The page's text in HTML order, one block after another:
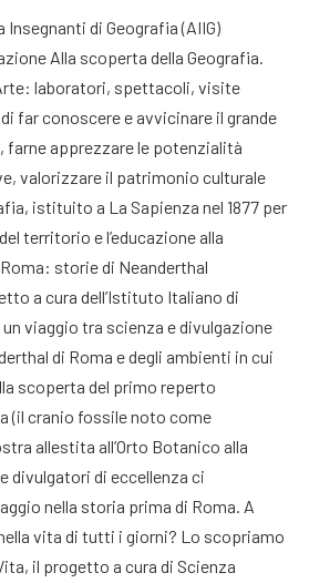
Insegnanti di Geografia (AIIG)
Alla scoperta della Geografia.
laboratori, spettacoli, visite
far conoscere e avvicinare il grande
farne apprezzare le potenzialità
valorizzare il patrimonio culturale
istituito a La Sapienza nel 1877 per
territorio e l’educazione alla
storie di Neanderthal
a cura dell’Istituto Italiano di
viaggio tra scienza e divulgazione
di Roma e degli ambienti in cui
scoperta del primo reperto
(il cranio fossile noto come
allestita all’Orto Botanico alla
divulgatori di eccellenza ci
nella storia prima di Roma. A
vita di tutti i giorni? Lo scopriamo
il progetto a cura di Scienza